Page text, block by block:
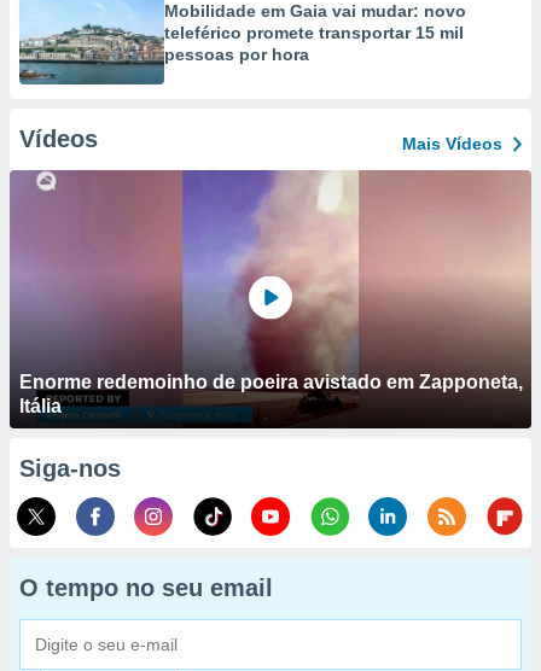
Mobilidade em Gaia vai mudar: novo
teleférico promete transportar 15 mil
pessoas por hora
Vídeos Mais Vídeos
Enorme redemoinho de poeira avistado em Zapponeta,
Itália
Siga-nos
O tempo no seu email